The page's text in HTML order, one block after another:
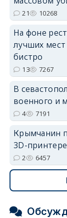
21 10268
На фоне
лучших
бистро
13 7267
В
военного и
4 7191
Крымчанин
3D-
2 6457